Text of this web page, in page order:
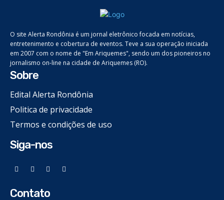
O site Alerta Rondônia é um jornal eletrônico focada em notícias,
entretenimento e cobertura de eventos. Teve a sua operação iniciada
em 2007 com o nome de "Em Ariquemes", sendo um dos pioneiros no
jornalismo on-line na cidade de Ariquemes (RO).
Sobre
Edital Alerta Rondônia
Politica de privacidade
Termos e condições de uso
Siga-nos
Contato